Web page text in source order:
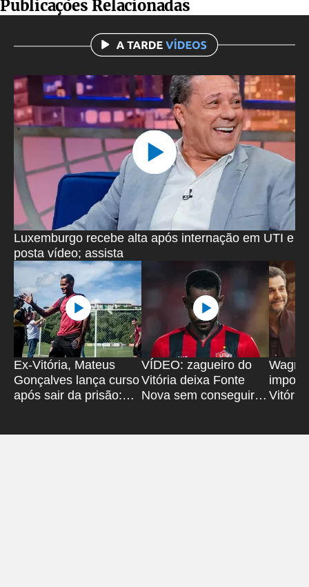
Publicações Relacionadas
Luxemburgo recebe alta após internação em UTI e
posta vídeo; assista
Ex-Vitória, Mateus
Gonçalves lança curso
após sair da prisão:
VÍDEO: zagueiro do
Vitória deixa Fonte
Nova sem conseguir
Vitória